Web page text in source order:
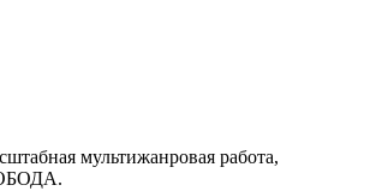
мультижанровая работа,